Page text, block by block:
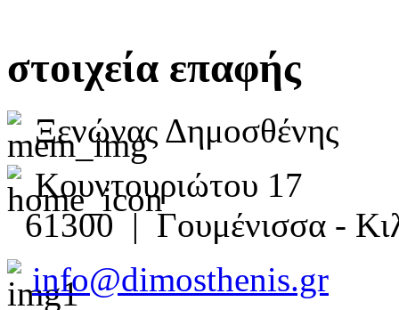
στοιχεία επαφής
Ξενώνας Δημοσθένης
Κουντουριώτου 17
61300 | Γουμένισσα -
info@dimosthenis.gr